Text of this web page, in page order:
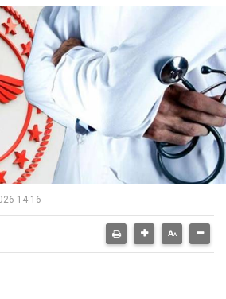
14:16